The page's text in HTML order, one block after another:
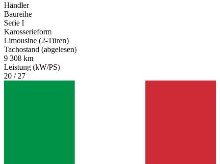
Händler
Baureihe
Serie I
Karosserieform
Limousine (2-Türen)
Tachostand (abgelesen)
9 308 km
Leistung (kW/PS)
20 / 27